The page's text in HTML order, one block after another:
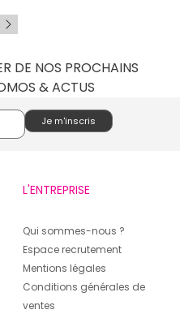
DE NOS PROCHAINS
& ACTUS
L'ENTREPRISE
Qui sommes-nous ?
Espace recrutement
Mentions légales
Conditions générales de
ventes